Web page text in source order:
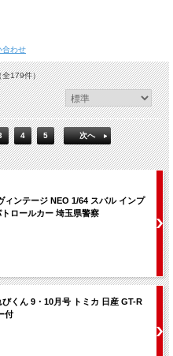
合わせ
全179件）
4 5 次へ
ィンテージ NEO 1/64 スバル インプ
ロールカー 埼玉県警察
くん 9・10月号 トミカ 日産 GT-R
付